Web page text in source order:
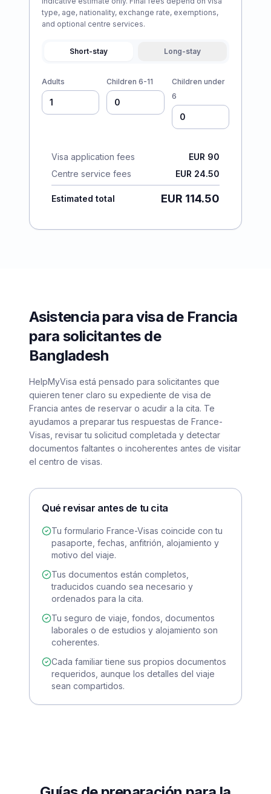
type, age, nationality, exchange rate, exemptions,
and optional centre services.
Short-stay Long-stay
Adults Children 6-11
Children under
6
Visa application fees
EUR 90
Centre service fees
EUR 24.50
Estimated total EUR 114.50
Asistencia para visa de Francia
para solicitantes de
Bangladesh
HelpMyVisa está pensado para solicitantes que
quieren tener claro su expediente de visa de
Francia antes de reservar o acudir a la cita. Te
ayudamos a preparar tus respuestas de France-
Visas, revisar tu solicitud completada y detectar
documentos faltantes o incoherentes antes de visitar
el centro de visas.
Qué revisar antes de tu cita
Tu formulario France-Visas coincide con tu
pasaporte, fechas, anfitrión, alojamiento y
motivo del viaje.
Tus documentos están completos,
traducidos cuando sea necesario y
ordenados para la cita.
Tu seguro de viaje, fondos, documentos
laborales o de estudios y alojamiento son
coherentes.
Cada familiar tiene sus propios documentos
requeridos, aunque los detalles del viaje
sean compartidos.